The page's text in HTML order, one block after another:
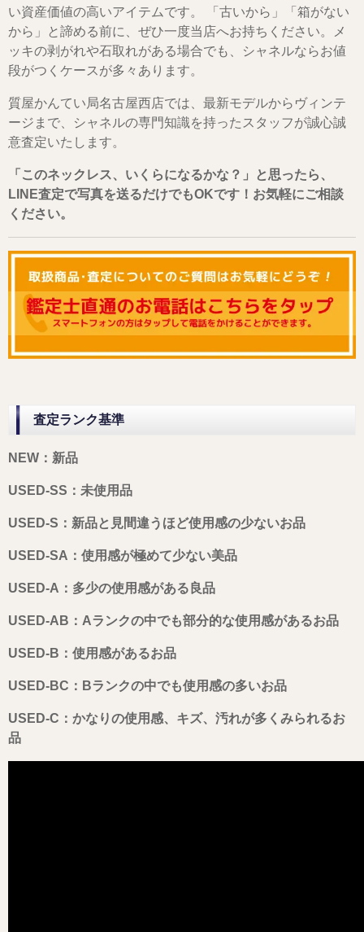
い資産価値の高いアイテムです。 「古いから」「箱がない
から」と諦める前に、ぜひ一度当店へお持ちください。メ
ッキの剥がれや石取れがある場合でも、シャネルならお値
段がつくケースが多々あります。
質屋かんてい局名古屋西店では、最新モデルからヴィンテ
ージまで、シャネルの専門知識を持ったスタッフが誠心誠
意査定いたします。
「このネックレス、いくらになるかな？」と思ったら、
LINE査定で写真を送るだけでもOKです！お気軽にご相談
ください。
査定ランク基準
NEW：新品
USED-SS：未使用品
USED-S：新品と見間違うほど使用感の少ないお品
USED-SA：使用感が極めて少ない美品
USED-A：多少の使用感がある良品
USED-AB：Aランクの中でも部分的な使用感があるお品
USED-B：使用感があるお品
USED-BC：Bランクの中でも使用感の多いお品
USED-C：かなりの使用感、キズ、汚れが多くみられるお
品